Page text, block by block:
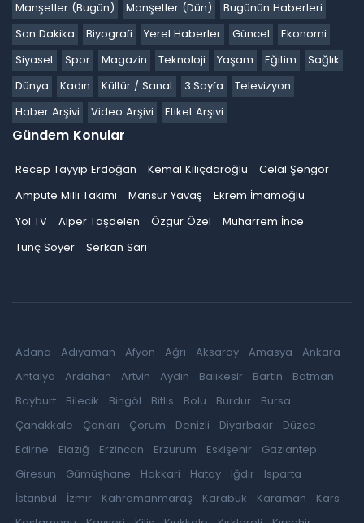
Manşetler (Bugün)
Manşetler (Dün)
Bugünün Haberleri
Son Dakika
Biyografi Yerel Haberler Güncel
Ekonomi
Siyaset
Spor Magazin Teknoloji Yaşam Eğitim
Sağlık
Dünya
Kadın Kültür / Sanat 3.Sayfa
Televizyon
Haber Arşivi
Video Arşivi Etiket Arşivi
Gündem Konular
Recep Tayyip Erdoğan Kemal Kılıçdaroğlu
Celal Şengör
Ampute Milli Takımı
Mansur Yavaş
Ekrem İmamoğlu
Yol TV
Alper Taşdelen Özgür Özel
Muharrem İnce
Tunç Soyer
Serkan Sarı
Adana Adıyaman Afyon Ağrı Aksaray Amasya
Ankara
Antalya
Ardahan Artvin Aydın Balıkesir Bartın
Batman
Bayburt
Bilecik Bingöl Bitlis Bolu Burdur
Bursa
Çanakkale
Çankırı Çorum Denizli Diyarbakır
Düzce
Edirne
Elazığ Erzincan Erzurum Eskişehir
Gaziantep
Giresun
Gümüşhane Hakkari Hatay Iğdır
Isparta
İstanbul
İzmir Kahramanmaraş Karabük Karaman
Kars